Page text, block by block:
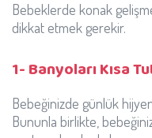
Bebeklerde konak
dikkat etmek gerekir.
1- Banyoları Kısa
Bebeğinizde günlük
Bununla birlikte,